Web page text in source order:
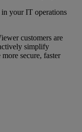
your IT operations
customers are
simplify
secure, faster